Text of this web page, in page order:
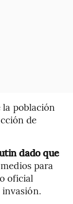
población
de
dado que
para
oficial